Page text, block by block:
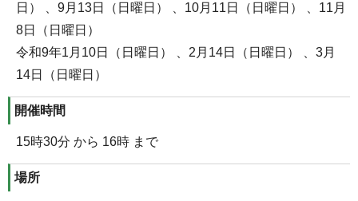
日） 、9月13日（日曜日） 、10月11日（日曜日） 、11月
8日（日曜日）
令和9年1月10日（日曜日） 、2月14日（日曜日） 、3月
14日（日曜日）
開催時間
15時30分 から 16時 まで
場所